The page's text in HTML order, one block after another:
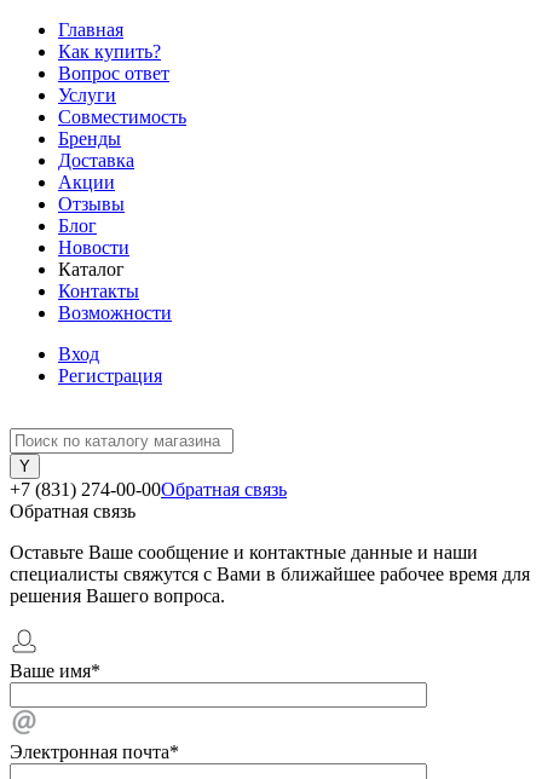
Главная
Как купить?
Вопрос ответ
Услуги
Совместимость
Бренды
Доставка
Акции
Отзывы
Блог
Новости
Каталог
Контакты
Возможности
Вход
Регистрация
+7 (831) 274-00-00Обратная связь
Обратная связь
Оставьте Ваше сообщение и контактные данные и наши
специалисты свяжутся с Вами в ближайшее рабочее время для
решения Вашего вопроса.
Ваше имя*
Электронная почта*